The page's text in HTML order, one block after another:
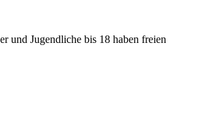
und Jugendliche bis 18 haben freien